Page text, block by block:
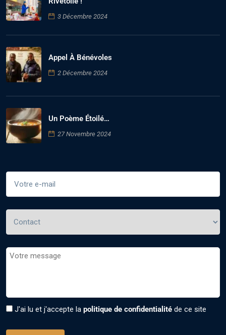
3 Décembre 2024
Appel À Bénévoles
2 Décembre 2024
Un Poème Étoilé…
27 Novembre 2024
J'ai lu et j'accepte la politique de confidentialité de ce site